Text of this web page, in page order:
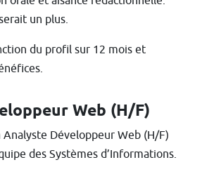
un plus.
du profil sur 12 mois et
Web (H/F)
Développeur Web (H/F)
des Systèmes d’Informations.